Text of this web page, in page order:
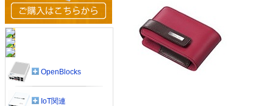
OpenBlocks
IoT関連